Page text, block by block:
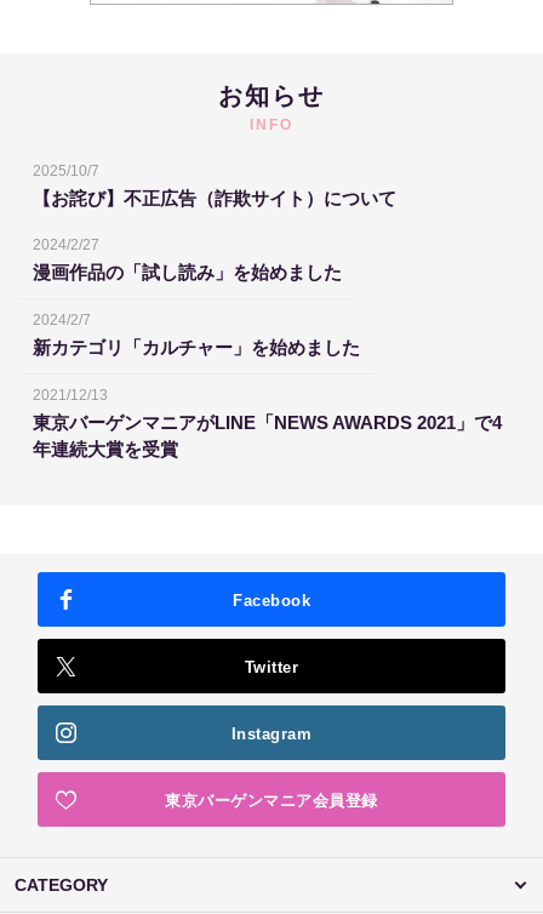
お知らせ
INFO
2025/10/7
【お詫び】不正広告（詐欺サイト）について
2024/2/27
漫画作品の「試し読み」を始めました
2024/2/7
新カテゴリ「カルチャー」を始めました
2021/12/13
東京バーゲンマニアがLINE「NEWS AWARDS 2021」で4
年連続大賞を受賞
Facebook
Twitter
Instagram
東京バーゲンマニア会員登録
CATEGORY